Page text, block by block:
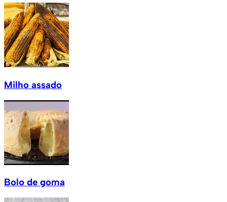
Milho assado
Bolo de goma